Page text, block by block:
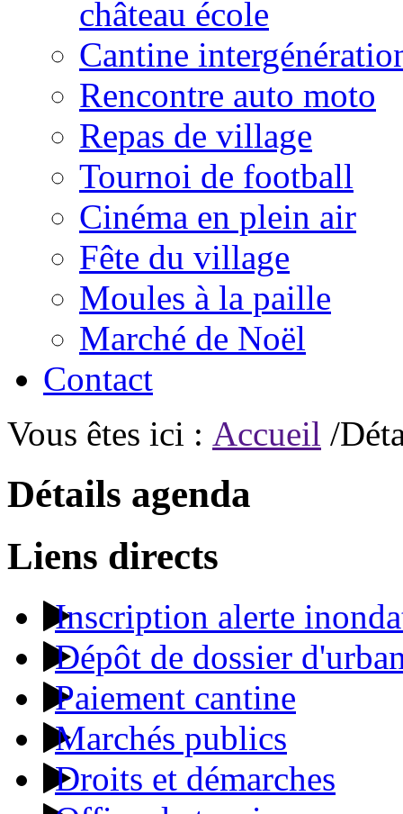
château école
Cantine
Rencontre auto moto
Repas de village
Tournoi de football
Cinéma en plein air
Fête du village
Moules à la paille
Marché de Noël
Contact
Vous êtes ici : Accueil /
Détails agenda
Liens directs
Inscription alerte
Dépôt de dossier
Paiement cantine
Marchés publics
Droits et démarches